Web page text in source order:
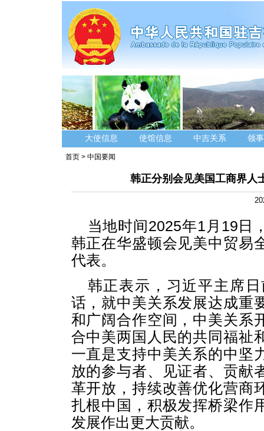
大使信息 使馆信息 中吉关系 领
首页 > 中国要闻
韩正分别会见美国工商界人
当地时间2025年1月19日
韩正在华盛顿会见美中贸易
代表。
韩正表示，习近平主席
话，就中美关系发展达成重
和广阔合作空间，中美关系
合中美两国人民的共同福祉
一直是支持中美关系的中坚
放的参与者、见证者、贡献
革开放，持续改善优化营商
扎根中国，积极发挥桥梁作
发展作出更大贡献。